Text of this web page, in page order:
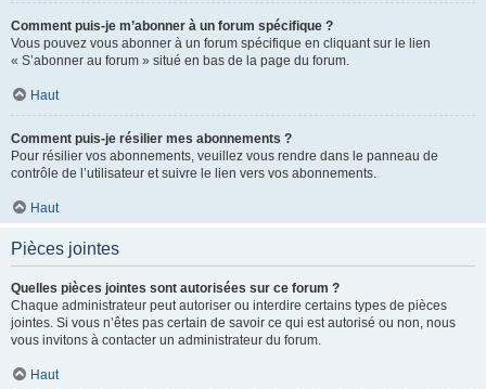
Comment puis-je m’abonner à un forum spécifique ?
Vous pouvez vous abonner à un forum spécifique en cliquant sur le lien
« S’abonner au forum » situé en bas de la page du forum.
Haut
Comment puis-je résilier mes abonnements ?
Pour résilier vos abonnements, veuillez vous rendre dans le panneau de
contrôle de l’utilisateur et suivre le lien vers vos abonnements.
Haut
Pièces jointes
Quelles pièces jointes sont autorisées sur ce forum ?
Chaque administrateur peut autoriser ou interdire certains types de pièces
jointes. Si vous n’êtes pas certain de savoir ce qui est autorisé ou non, nous
vous invitons à contacter un administrateur du forum.
Haut